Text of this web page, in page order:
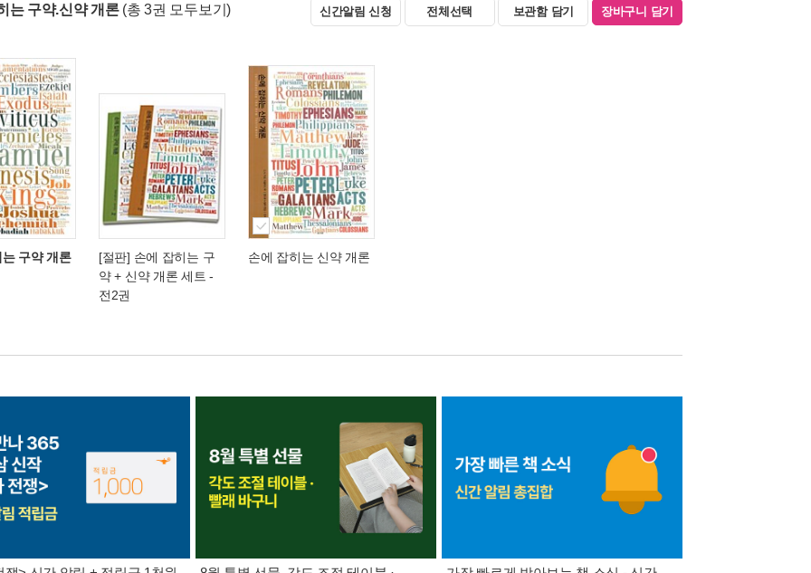
는 구약.신약 개론 (총 3권 모두보기) 신간알림 신청 전체선택 보관함 담기 장바구니 담기
구약 개론
[절판] 손에 잡히는 구
약 + 신약 개론 세트 -
전2권
손에 잡히는 신약 개론